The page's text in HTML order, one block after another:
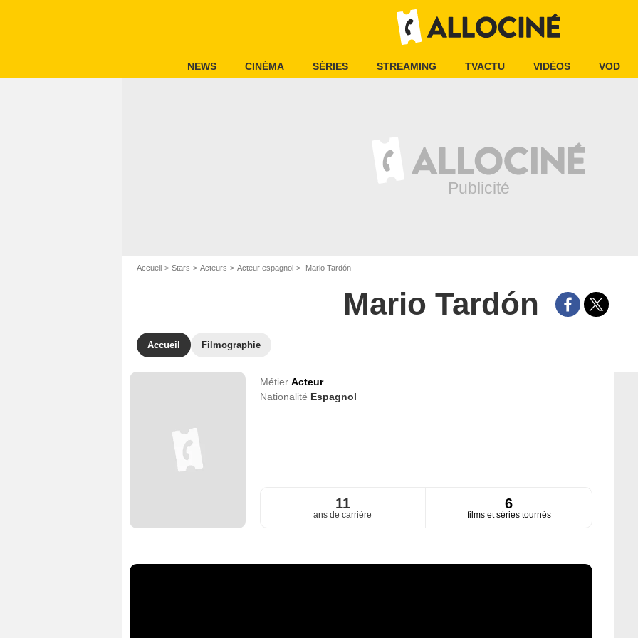
NEWS CINÉMA SÉRIES STREAMING TVACTU VIDÉOS VOD
Accueil Stars Acteurs Acteur espagnol Mario Tardón
Mario Tardón
Accueil Filmographie
Métier Acteur
Nationalité Espagnol
11
ans de carrière
6
films et séries tournés